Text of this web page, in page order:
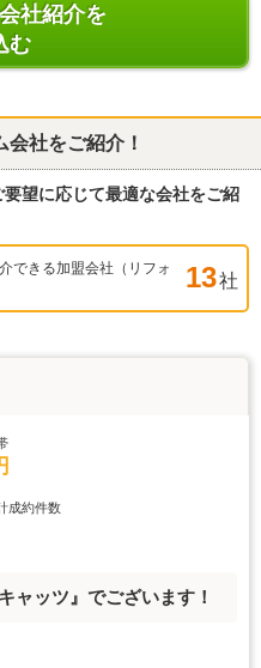
社紹介を
む
社をご紹介！
望に応じて最適な会社をご紹
できる加盟会社（リフォ
13社
成約件数
ャッツ』でございます！